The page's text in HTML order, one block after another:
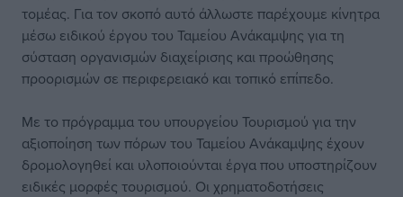
τομέας. Για τον σκοπό αυτό άλλωστε παρέχουμε κίνητρα
μέσω ειδικού έργου του Ταμείου Ανάκαμψης για τη
σύσταση οργανισμών διαχείρισης και προώθησης
προορισμών σε περιφερειακό και τοπικό επίπεδο.
Με το πρόγραμμα του υπουργείου Τουρισμού για την
αξιοποίηση των πόρων του Ταμείου Ανάκαμψης έχουν
δρομολογηθεί και υλοποιούνται έργα που υποστηρίζουν
ειδικές μορφές τουρισμού. Οι χρηματοδοτήσεις